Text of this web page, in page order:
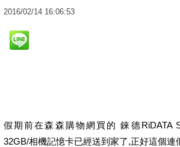
2016/02/14 16:06:53
假期前在森森購物網買的 錸德RiDATA
32GB/相機記憶卡已經送到家了,正好這個連